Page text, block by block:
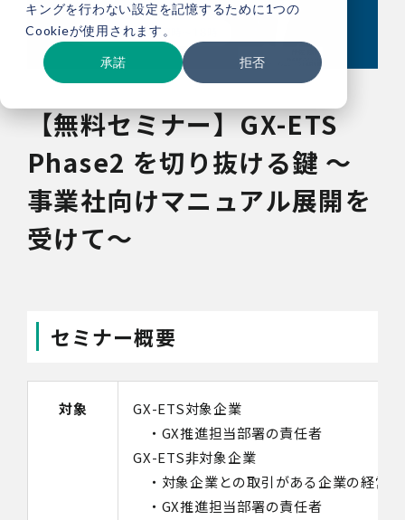
キングを行わない設定を記憶するために1つの
Cookieが使用されます。
承諾 拒否
【無料セミナー】GX-ETS
Phase2 を切り抜ける鍵 ～
事業社向けマニュアル展開を
受けて～
セミナー概要
対象
GX-ETS対象企業
・GX推進担当部署の責任者
GX-ETS非対象企業
・対象企業との取引がある企業の経営者
・GX推進担当部署の責任者